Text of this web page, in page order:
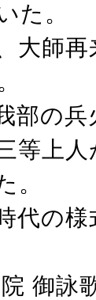
た。
大師
部の
等上
。
代の
御詠